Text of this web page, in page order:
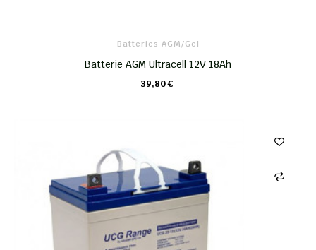
Batteries AGM/Gel
Batterie AGM Ultracell 12V 18Ah
39,80 €
CHARIOT